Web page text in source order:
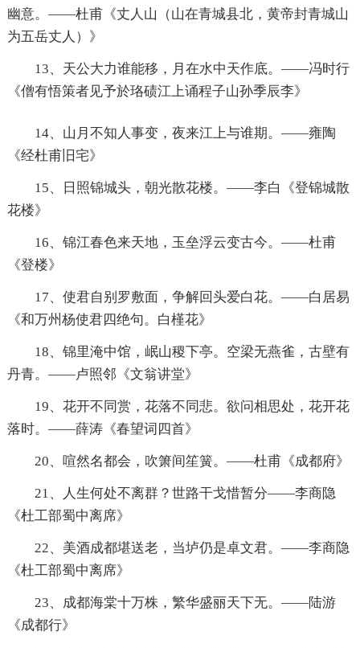
幽意。——杜甫《丈人山（山在青城县北，黄帝封青城山
为五岳丈人）》
13、天公大力谁能移，月在水中天作底。——冯时行
《僧有悟策者见予於珞碛江上诵程子山孙季辰李》
14、山月不知人事变，夜来江上与谁期。——雍陶
《经杜甫旧宅》
15、日照锦城头，朝光散花楼。——李白《登锦城散
花楼》
16、锦江春色来天地，玉垒浮云变古今。——杜甫
《登楼》
17、使君自别罗敷面，争解回头爱白花。——白居易
《和万州杨使君四绝句。白槿花》
18、锦里淹中馆，岷山稷下亭。空梁无燕雀，古壁有
丹青。——卢照邻《文翁讲堂》
19、花开不同赏，花落不同悲。欲问相思处，花开花
落时。——薛涛《春望词四首》
20、喧然名都会，吹箫间笙簧。——杜甫《成都府》
21、人生何处不离群？世路干戈惜暂分——李商隐
《杜工部蜀中离席》
22、美酒成都堪送老，当垆仍是卓文君。——李商隐
《杜工部蜀中离席》
23、成都海棠十万株，繁华盛丽天下无。——陆游
《成都行》